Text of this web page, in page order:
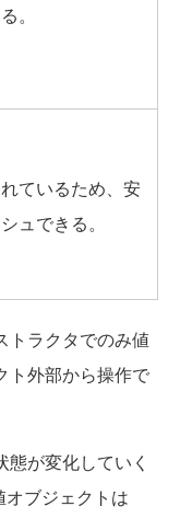
。
ているため、安
ュできる。
トラクタでのみ値
ト外部から操作で
が変化していく
オブジェクトは